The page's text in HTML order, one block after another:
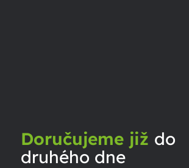
Doručujeme již do
druhého dne